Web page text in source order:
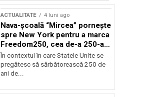
ACTUALITATE 4 luni ago
Nava-școală “Mircea” pornește
spre New York pentru a marca
Freedom250, cea de-a 250-a
aniversare a Statelor Unite
În contextul în care Statele Unite se
pregătesc să sărbătorească 250 de
ani de...